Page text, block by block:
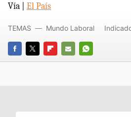
Vía | El País
FACEBOOK
TWITTERFLIPBOARD
E-
WHATSAPP
TEMAS Mundo Laboral